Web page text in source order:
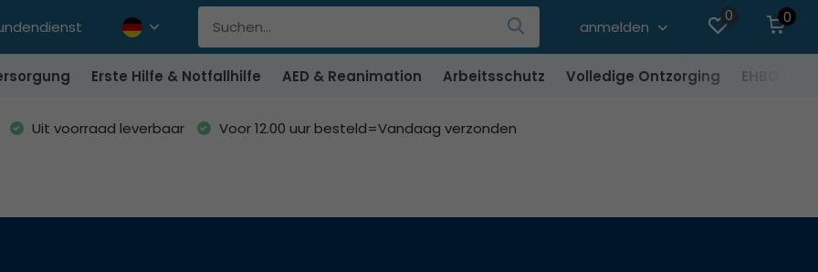
anmelden
0
0
Erste Hilfe & Notfallhilfe AED & Reanimation Arbeitsschutz Volledige Ontzorging EHBO
Uit voorraad leverbaar
Voor 12.00 uur besteld=Vandaag verzonden